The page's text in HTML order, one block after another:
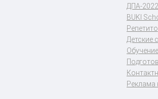
ДПА-2022
BUKI
Детские
Реклама